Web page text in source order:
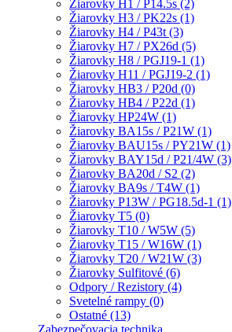
Žiarovky H1 / P14.5s (2)
Žiarovky H3 / PK22s (1)
Žiarovky H4 / P43t (3)
Žiarovky H7 / PX26d (5)
Žiarovky H8 / PGJ19-1 (1)
Žiarovky H11 / PGJ19-2 (1)
Žiarovky HB3 / P20d (0)
Žiarovky HB4 / P22d (1)
Žiarovky HP24W (1)
Žiarovky BA15s / P21W (1)
Žiarovky BAU15s / PY21W (1)
Žiarovky BAY15d / P21/4W (3)
Žiarovky BA20d / S2 (2)
Žiarovky BA9s / T4W (1)
Žiarovky P13W / PG18.5d-1 (1)
Žiarovky T5 (0)
Žiarovky T10 / W5W (5)
Žiarovky T15 / W16W (1)
Žiarovky T20 / W21W (3)
Žiarovky Sulfitové (6)
Odpory / Rezistory (4)
Svetelné rampy (0)
Ostatné (13)
Zabezpečovacia technika